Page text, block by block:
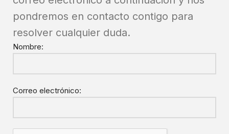
pondremos en contacto contigo para
resolver cualquier duda.
Nombre:
Correo electrónico: